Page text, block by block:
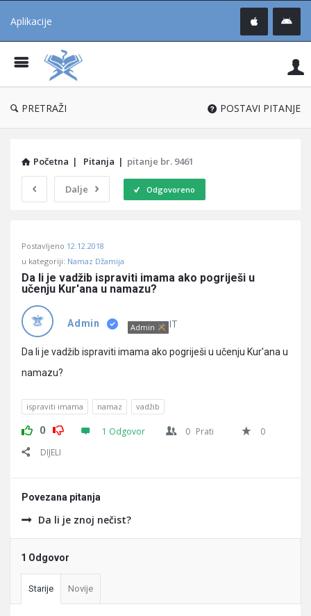
Aplikacije
®
PRETRAŽI POSTAVI PITANJE
Početna | Pitanja | pitanje br. 9461
Dalje Odgovoreno
Učene
Latest
Pitanja
Postavljeno 12.12.2018
u kategoriji: Namaz Džamija
Da li je vadžib ispraviti imama ako pogriješi u
učenju Kur'ana u namazu?
Admin Admin IT
Da li je vadžib ispraviti imama ako pogriješi u učenju Kur'ana u
namazu?
ispraviti imama namaz vadžib
0 1 Odgovor 0 Prati
0
DIJELI
Povezana pitanja
Da li je znoj nečist?
1 Odgovor
Starije Novije